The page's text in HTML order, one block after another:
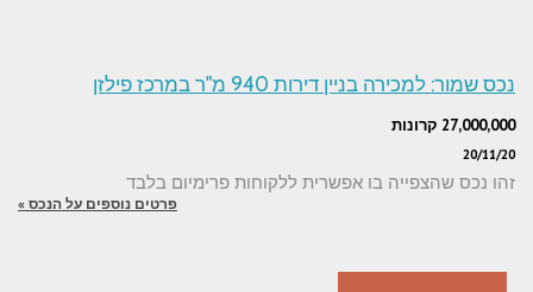
נכס שמור: למכירה בניין דירות 940 מ"ר במרכז פילזן
27,000,000 קרונות
20/11/20
זהו נכס שהצפייה בו אפשרית ללקוחות פרימיום בלבד
פרטים נוספים על הנכס »